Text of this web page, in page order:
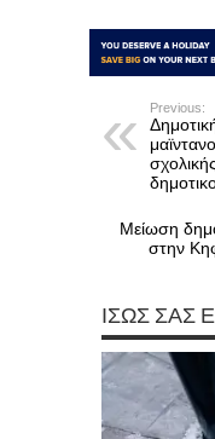
Previous:
Μείωση
στην
ΊΣΩΣ ΣΑΣ